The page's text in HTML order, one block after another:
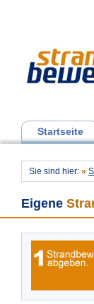
Startseite
Sie sind hier: »
Eigene